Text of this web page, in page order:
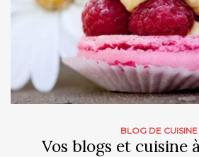
BLOG DE CUISINE
Vos blogs et cuisine